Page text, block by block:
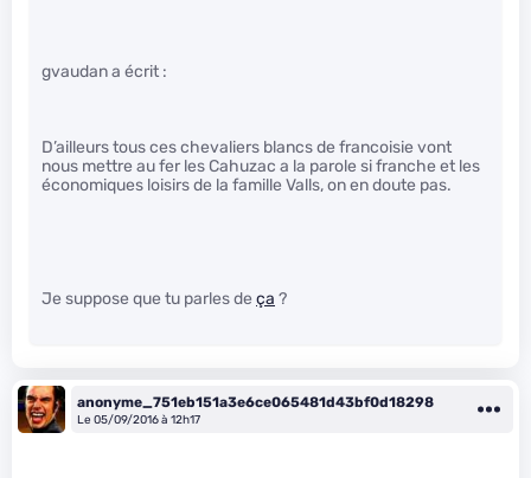
gvaudan a écrit :
D’ailleurs tous ces chevaliers blancs de francoisie vont
nous mettre au fer les Cahuzac a la parole si franche et les
économiques loisirs de la famille Valls, on en doute pas.
Je suppose que tu parles de ça ?
anonyme_751eb151a3e6ce065481d43bf0d18298
Le 05/09/2016 à 12h17